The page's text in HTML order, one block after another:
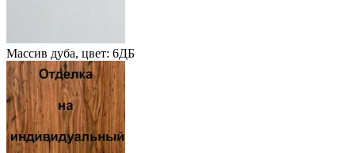
Массив дуба, цвет: 6ДБ